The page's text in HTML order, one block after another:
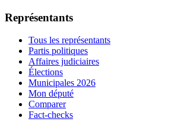
Représentants
Tous les représentants
Partis politiques
Affaires judiciaires
Élections
Municipales 2026
Mon député
Comparer
Fact-checks